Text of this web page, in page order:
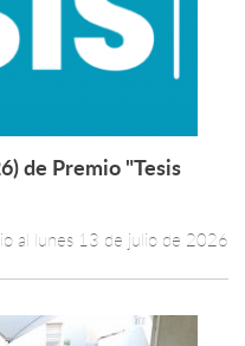
Leer más +
de Premio "Tesis
al lunes 13 de julio de 2026